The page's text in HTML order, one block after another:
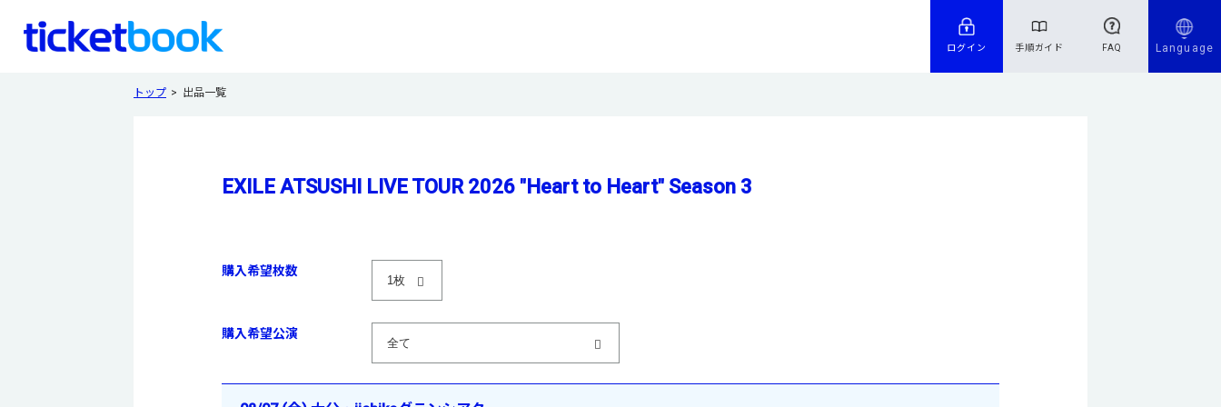
ログイン 手順ガイド FAQ Language
トップ 出品一覧
EXILE ATSUSHI LIVE TOUR 2026 ″Heart to Heart″ Season 3
購入希望枚数
購入希望公演